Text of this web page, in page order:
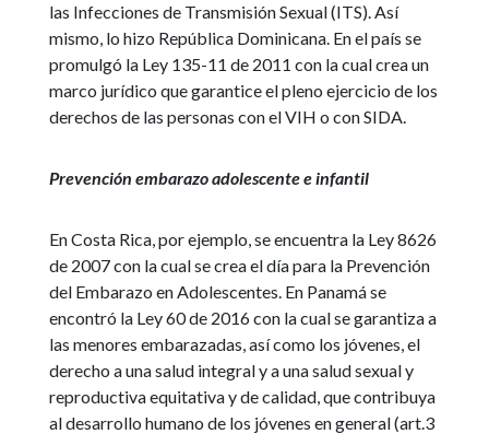
las Infecciones de Transmisión Sexual (ITS). Así
mismo, lo hizo República Dominicana. En el país se
promulgó la Ley 135-11 de 2011 con la cual crea un
marco jurídico que garantice el pleno ejercicio de los
derechos de las personas con el VIH o con SIDA.
Prevención embarazo adolescente e infantil
En Costa Rica, por ejemplo, se encuentra la Ley 8626
de 2007 con la cual se crea el día para la Prevención
del Embarazo en Adolescentes. En Panamá se
encontró la Ley 60 de 2016 con la cual se garantiza a
las menores embarazadas, así como los jóvenes, el
derecho a una salud integral y a una salud sexual y
reproductiva equitativa y de calidad, que contribuya
al desarrollo humano de los jóvenes en general (art.3